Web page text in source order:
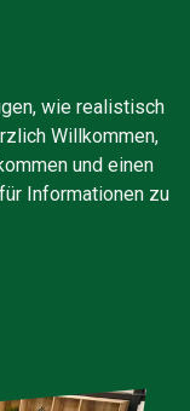
wie realistisch
Willkommen,
und einen
Informationen zu